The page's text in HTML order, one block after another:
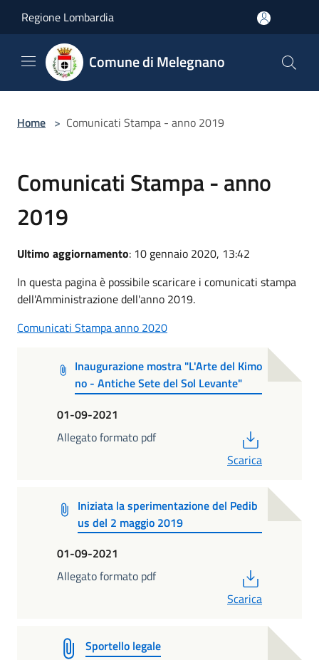
Regione Lombardia
Comune di Melegnano
Home > Comunicati Stampa - anno 2019
Comunicati Stampa - anno
2019
Ultimo aggiornamento: 10 gennaio 2020, 13:42
In questa pagina è possibile scaricare i comunicati stampa
dell'Amministrazione dell'anno 2019.
Comunicati Stampa anno 2020
Inaugurazione mostra "L'Arte del Kimo
no - Antiche Sete del Sol Levante"
01-09-2021
Allegato formato pdf
Scarica
Iniziata la sperimentazione del Pedib
us del 2 maggio 2019
01-09-2021
Allegato formato pdf
Scarica
Sportello legale